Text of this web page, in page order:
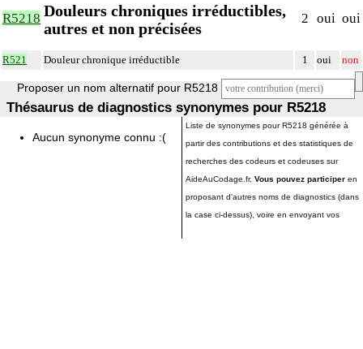
R5218 Douleurs chroniques irréductibles,
autres et non précisées
2 oui oui
R521 Douleur chronique irréductible 1 oui non
Proposer un nom alternatif pour R5218
Thésaurus de diagnostics synonymes pour R5218
Aucun synonyme connu :(
Liste de synonymes pour R5218 générée à
partir des contributions et des statistiques de
recherches des codeurs et codeuses sur
AideAuCodage.fr. Vous pouvez participer en
proposant d'autres noms de diagnostics (dans
la case ci-dessus), voire en envoyant vos